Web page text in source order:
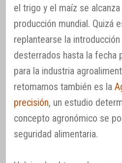
el trigo y el maíz se
producción mundial. Quizá
replantearse la
desterrados hasta la fecha
para la industria
retomamos también es la
precisión, un estudio
concepto agronómico se
seguridad alimentaria.